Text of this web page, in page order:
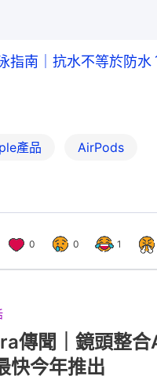
指南｜抗水不等於防水
產品 AirPods
0 0 1
傳聞｜鏡頭整合
今年推出